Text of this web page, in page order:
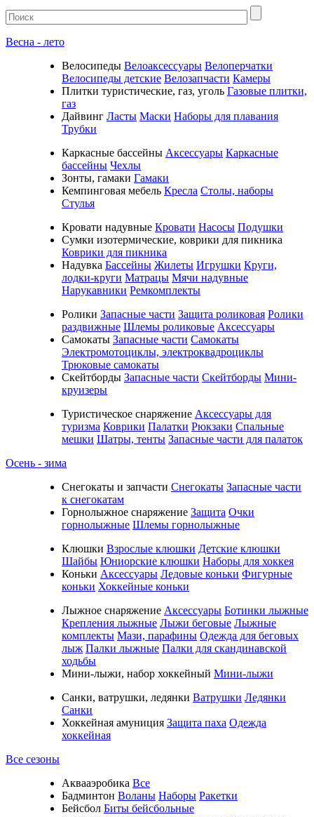
Весна - лето
Велосипеды Велоаксессуары Велоперчатки
Велосипеды детские Велозапчасти Камеры
Плитки туристические, газ, уголь Газовые плитки,
газ
Дайвинг Ласты Маски Наборы для плавания
Трубки
Каркасные бассейны Аксессуары Каркасные
бассейны Чехлы
Зонты, гамаки Гамаки
Кемпинговая мебель Кресла Столы, наборы
Стулья
Кровати надувные Кровати Насосы Подушки
Cумки изотермические, коврики для пикника
Коврики для пикника
Надувка Бассейны Жилеты Игрушки Круги,
лодки-круги Матрацы Мячи надувные
Нарукавники Ремкомплекты
Ролики Запасные части Защита роликовая Ролики
раздвижные Шлемы роликовые Аксессуары
Самокаты Запасные части Самокаты
Электромотоциклы, электроквадроциклы
Трюковые самокаты
Скейтборды Запасные части Скейтборды Мини-
круизеры
Туристическое снаряжение Аксессуары для
туризма Коврики Палатки Рюкзаки Спальные
мешки Шатры, тенты Запасные части для палаток
Осень - зима
Cнегокаты и запчасти Снегокаты Запасные части
к снегокатам
Горнолыжное снаряжение Защита Очки
горнолыжные Шлемы горнолыжные
Клюшки Взрослые клюшки Детские клюшки
Шайбы Юниорские клюшки Наборы для хоккея
Коньки Аксессуары Ледовые коньки Фигурные
коньки Хоккейные коньки
Лыжное снаряжение Аксессуары Ботинки лыжные
Крепления лыжные Лыжи беговые Лыжные
комплекты Мази, парафины Одежда для беговых
лыж Палки лыжные Палки для скандинавской
ходьбы
Мини-лыжи, набор хоккейный Мини-лыжи
Санки, ватрушки, ледянки Ватрушки Ледянки
Санки
Хоккейная амуниция Защита паха Одежда
хоккейная
Все сезоны
Аквааэробика Все
Бадминтон Воланы Наборы Ракетки
Бейсбол Биты бейсбольные